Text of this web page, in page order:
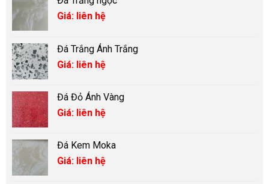
Giá: liên hệ
Đá Trắng Ánh Trắng
Giá: liên hệ
Đá Đỏ Ánh Vàng
Giá: liên hệ
Đá Kem Moka
Giá: liên hệ